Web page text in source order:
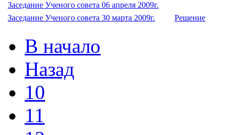
Заседание Ученого совета 06 апреля 2009г.
Заседание Ученого совета 30 марта 2009г.
Решение
В начало
Назад
10
11